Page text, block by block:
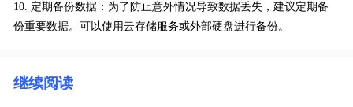
10. 定期备份数据：为了防止意外情况导致数据丢失，建议定期备
份重要数据。可以使用云存储服务或外部硬盘进行备份。
继续阅读